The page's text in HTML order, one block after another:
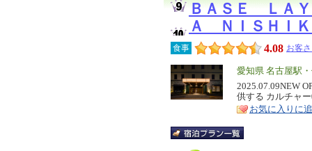
ＢＡＳＥ ＬＡ
Ａ ＮＩＳＨＩ
食事 4.08 お客
エ
リ
ア
愛知県 名古屋駅
特
徴
2025.07.09NEW
供する カルチャ
お気に入りに